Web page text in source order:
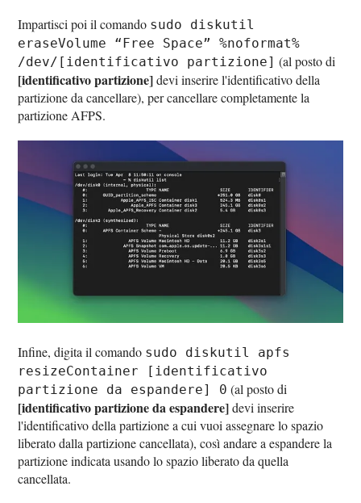
Impartisci poi il comando sudo diskutil
eraseVolume “Free Space” %noformat%
/dev/[identificativo partizione] (al posto di
[identificativo partizione]devi inserire l'identificativo della
partizione da cancellare), per cancellare completamente la
partizione AFPS.
Infine, digita il comando sudo diskutil apfs
resizeContainer [identificativo
partizione da espandere] 0 (al posto di
[identificativo partizione da espandere]devi inserire
l'identificativo della partizione a cui vuoi assegnare lo spazio
liberato dalla partizione cancellata), così andare a espandere la
partizione indicata usando lo spazio liberato da quella
cancellata.